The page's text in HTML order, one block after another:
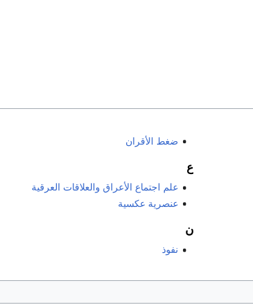
ضغط الأقران
ع
علم اجتماع الأعراق والعلاقات العرقية
عنصرية عكسية
ن
نفوذ